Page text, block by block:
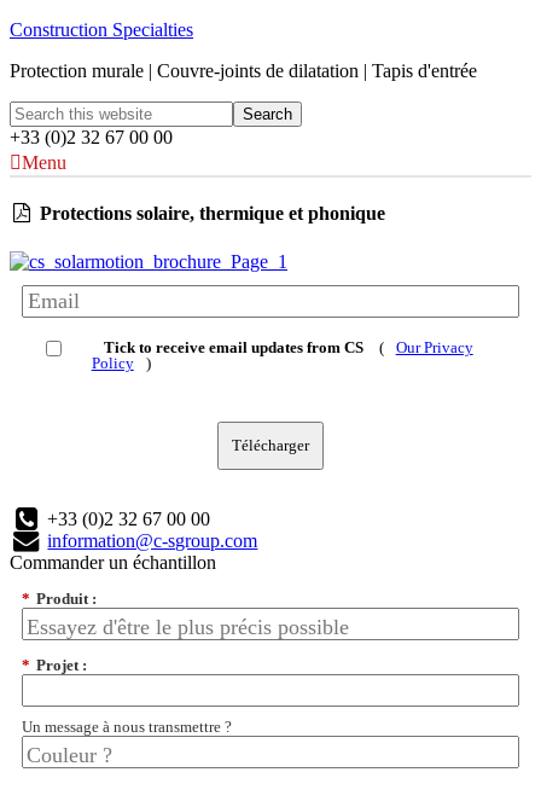
Construction Specialties
Protection murale | Couvre-joints de dilatation | Tapis d'entrée
+33 (0)2 32 67 00 00
Menu
Protections solaire, thermique et phonique
Tick to receive email updates from CS (
Our Privacy
Policy
)
Télécharger
+33 (0)2 32 67 00 00
information@c-sgroup.com
Commander un échantillon
* Produit :
* Projet :
Un message à nous transmettre ?